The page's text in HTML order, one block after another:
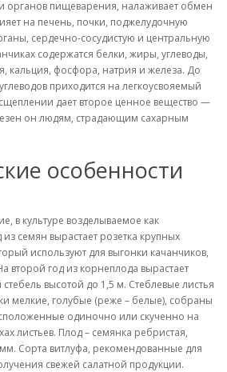
органов пищеварения, налаживает обмен
на печень, почки, поджелудочную
сердечно-сосудистую и центральную
содержатся белки, жиры, углеводы,
кальция, фосфора, натрия и железа. До
приходится на легкоусвояемый
дает второе ценное вещество —
он людям, страдающим сахарным
особенности
в культуре возделываемое как
семян вырастает розетка крупных
используют для выгонки качанчиков,
второй год из корнеплода вырастает
высотой до 1,5 м. Стеблевые листья
мелкие, голубые (реже – белые), собраны
одиночно или скученно на
листьев. Плод – семянка ребристая,
Сорта витлуфа, рекомендованные для
свежей салатной продукции.